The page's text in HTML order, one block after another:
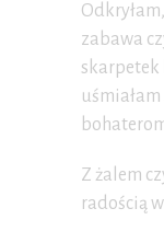
zabawa
skarpetek
Z żalem
radością